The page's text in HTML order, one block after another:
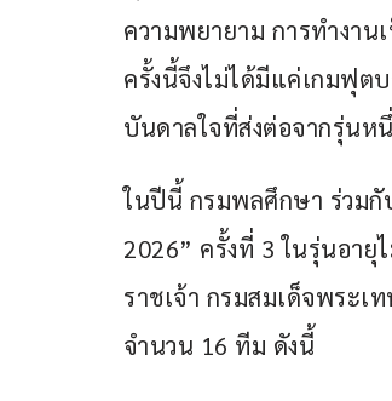
ความพยายาม การทำงา
ครั้งนี้จึงไม่ได้มีแค่เกมฟุ
บันดาลใจที่ส่งต่อจากรุ่นห
ในปีนี้ กรมพลศึกษา ร่วมกั
2026” ครั้งที่ 3 ในรุ่นอา
ราชเจ้า กรมสมเด็จพระเ
จำนวน 16 ทีม ดังนี้